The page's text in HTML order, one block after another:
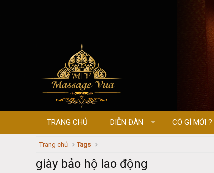
TRANG CHỦ DIỄN ĐÀN CÓ GÌ MỚI ?
Trang chủ Tags
giày bảo hộ lao động